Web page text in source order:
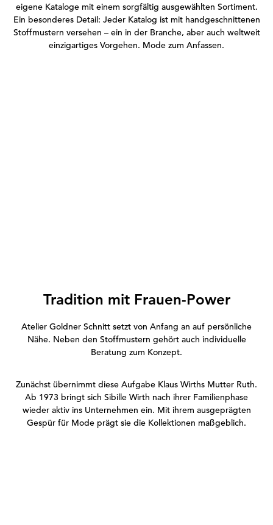
eigene Kataloge mit einem sorgfältig ausgewählten Sortiment.
Ein besonderes Detail: Jeder Katalog ist mit handgeschnittenen
Stoffmustern versehen – ein in der Branche, aber auch weltweit
einzigartiges Vorgehen. Mode zum Anfassen.
Tradition mit Frauen-Power
Atelier Goldner Schnitt setzt von Anfang an auf persönliche
Nähe. Neben den Stoffmustern gehört auch individuelle
Beratung zum Konzept.
Zunächst übernimmt diese Aufgabe Klaus Wirths Mutter Ruth.
Ab 1973 bringt sich Sibille Wirth nach ihrer Familienphase
wieder aktiv ins Unternehmen ein. Mit ihrem ausgeprägten
Gespür für Mode prägt sie die Kollektionen maßgeblich.